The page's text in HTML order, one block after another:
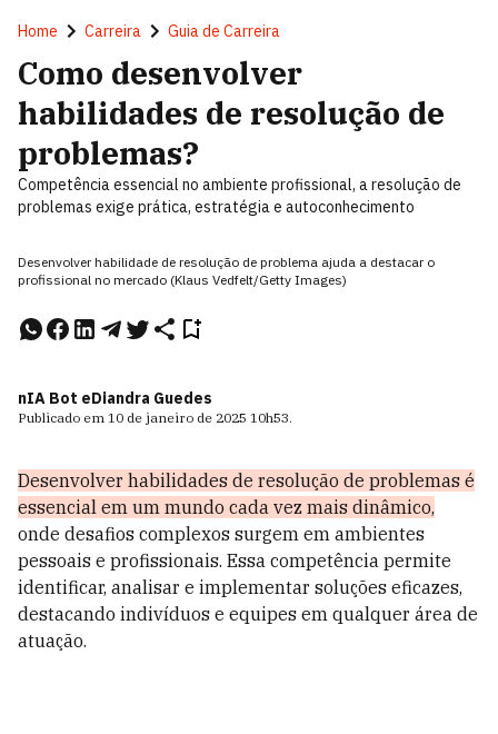
Home Carreira Guia de Carreira
Como desenvolver
habilidades de resolução de
problemas?
Competência essencial no ambiente profissional, a resolução de
problemas exige prática, estratégia e autoconhecimento
Desenvolver habilidade de resolução de problema ajuda a destacar o
profissional no mercado (Klaus Vedfelt/Getty Images)
nIA Bot eDiandra Guedes
Publicado em 10 de janeiro de 2025 10h53.
Desenvolver habilidades de resolução de problemas é
essencial em um mundo cada vez mais dinâmico,
onde desafios complexos surgem em ambientes
pessoais e profissionais. Essa competência permite
identificar, analisar e implementar soluções eficazes,
destacando indivíduos e equipes em qualquer área de
atuação.